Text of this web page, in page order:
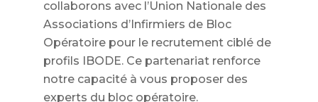
collaborons avec l’Union Nationale des
Associations d’Infirmiers de Bloc
Opératoire pour le recrutement ciblé de
profils IBODE. Ce partenariat renforce
notre capacité à vous proposer des
experts du bloc opératoire.